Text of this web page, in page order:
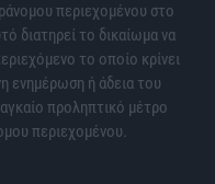
περιεχομένου στο
διατηρεί το δικαίωμα να
το οποίο κρίνει
ενημέρωση ή άδεια του
προληπτικό μέτρο
περιεχομένου.